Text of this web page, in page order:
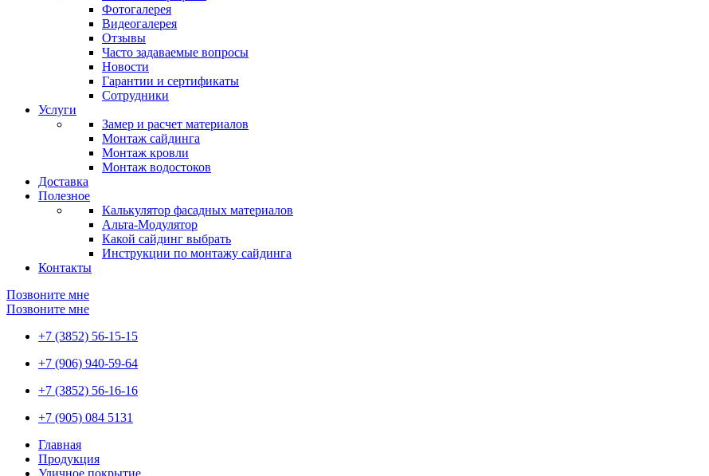
Фотогалерея
Видеогалерея
Отзывы
Часто задаваемые вопросы
Новости
Гарантии и сертификаты
Сотрудники
Услуги
Замер и расчет материалов
Монтаж сайдинга
Монтаж кровли
Монтаж водостоков
Доставка
Полезное
Калькулятор фасадных материалов
Альта-Модулятор
Какой сайдинг выбрать
Инструкции по монтажу сайдинга
Контакты
Позвоните мне
Позвоните мне
+7 (3852) 56-15-15
+7 (906) 940-59-64
+7 (3852) 56-16-16
+7 (905) 084 5131
Главная
Продукция
Уличное покрытие